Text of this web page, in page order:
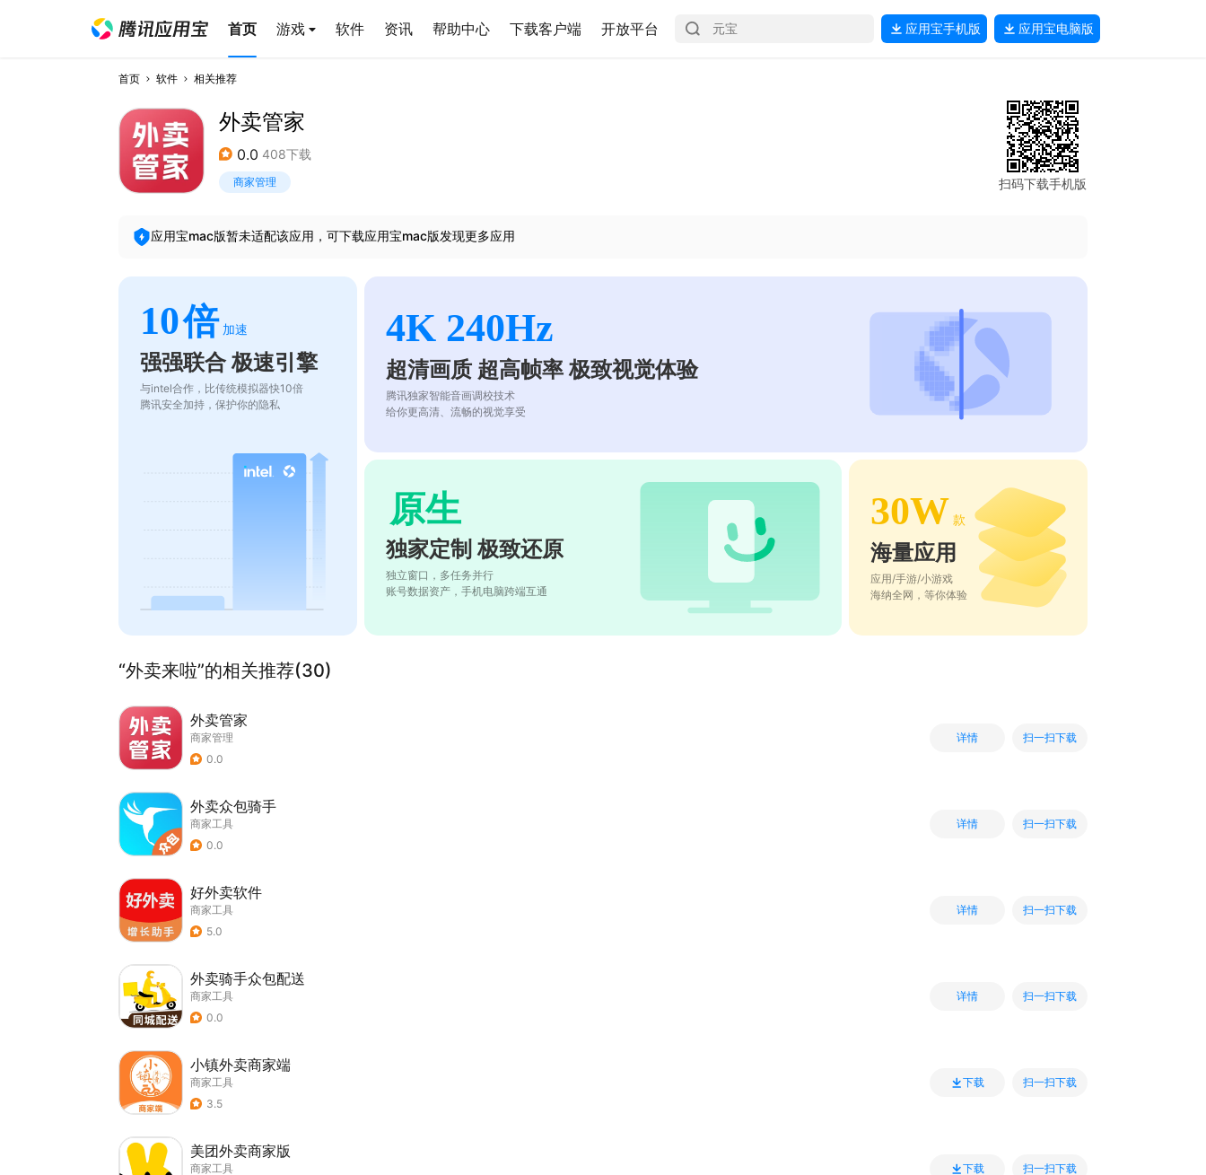
首页 游戏 软件 资讯 帮助中心 下载客户端 开放平台 应用宝手机版 应用宝电脑版
首页 软件 相关推荐
外卖管家
0.0 408下载
商家管理 扫码下载手机版
应用宝mac版暂未适配该应用，可下载应用宝mac版发现更多应用
10倍 加速
强强联合 极速引擎
与intel合作，比传统模拟器快10倍
腾讯安全加持，保护你的隐私
4K 240Hz
超清画质 超高帧率 极致视觉体验
腾讯独家智能音画调校技术
给你更高清、流畅的视觉享受
原生
独家定制 极致还原
独立窗口，多任务并行
账号数据资产，手机电脑跨端互通
30W 款
海量应用
应用/手游/小游戏
海纳全网，等你体验
“外卖来啦”的相关推荐(30)
外卖管家
商家管理
0.0
详情 扫一扫下载
外卖众包骑手
商家工具
0.0
详情 扫一扫下载
好外卖软件
商家工具
5.0
详情 扫一扫下载
外卖骑手众包配送
商家工具
0.0
详情 扫一扫下载
小镇外卖商家端
商家工具
3.5
下载 扫一扫下载
美团外卖商家版
商家工具
下载 扫一扫下载